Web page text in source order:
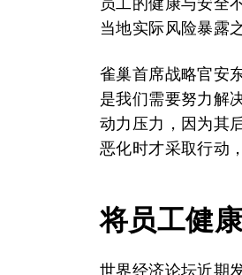
当地实际风险暴露
雀巢首席战略官安
是我们需要努力解
动力压力，因为其
恶化时才采取行动
将员工健
世界经济论坛近期